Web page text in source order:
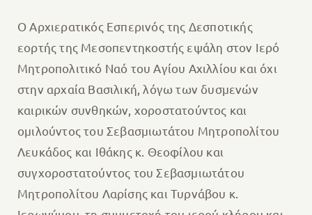
Ο Αρχιερατικός Εσπερινός της Δεσποτικής
εορτής της Μεσοπεντηκοστής εψάλη στον Ιερό
Μητροπολιτικό Ναό του Αγίου Αχιλλίου και όχι
στην αρχαία Βασιλική, λόγω των δυσμενών
καιρικών‭ ‬συνθηκών,‭ ‬χοροστατούντος‭ ‬και‭
‬ομιλούντος‭ ‬του‭ Σεβασμιωτάτου‭ Μητροπολίτου
Λευκάδος‭ ‬και‭‭ ‬Ιθάκης‭ ‬κ.‭ ‬Θεοφίλου‭ ‬και
‬συγχοροστατούντος‭ ‬του Σεβασμιωτάτου
Μητροπολίτου Λαρίσης και Τυρνάβου κ.